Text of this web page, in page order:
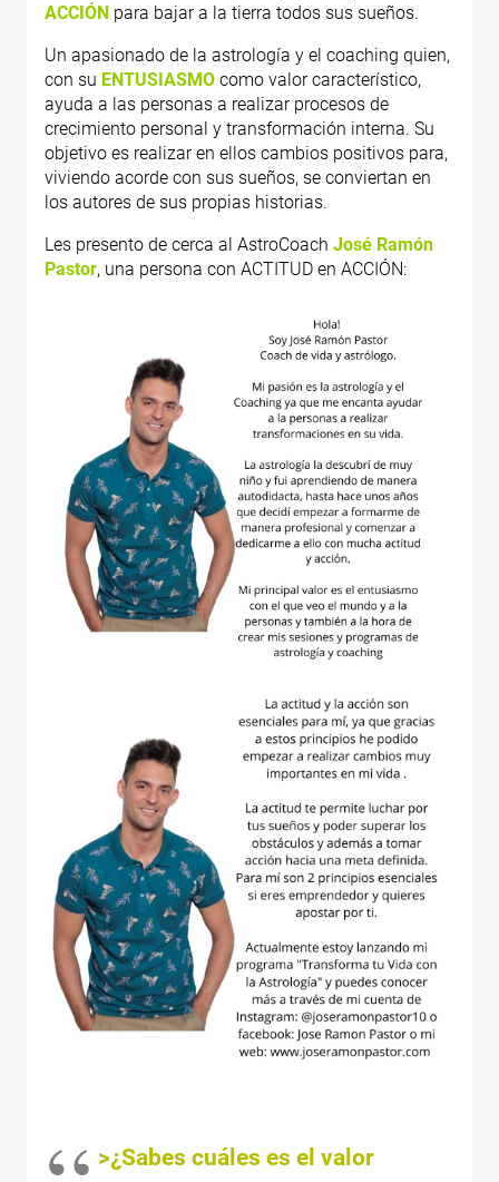
ACCIÓN para bajar a la tierra todos sus sueños.
Un apasionado de la astrología y el coaching quien,
con su ENTUSIASMO como valor característico,
ayuda a las personas a realizar procesos de
crecimiento personal y transformación interna. Su
objetivo es realizar en ellos cambios positivos para,
viviendo acorde con sus sueños, se conviertan en
los autores de sus propias historias.
Les presento de cerca al AstroCoach José Ramón
Pastor, una persona con ACTITUD en ACCIÓN:
>¿Sabes cuáles es el valor